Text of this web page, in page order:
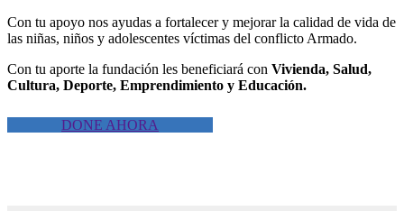
Con tu apoyo nos ayudas a fortalecer y mejorar la calidad de vida de
las niñas, niños y adolescentes víctimas del conflicto Armado.
Con tu aporte la fundación les beneficiará con Vivienda, Salud,
Cultura, Deporte, Emprendimiento y Educación.
DONE AHORA